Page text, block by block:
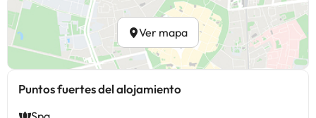
Ver mapa
Puntos fuertes del alojamiento